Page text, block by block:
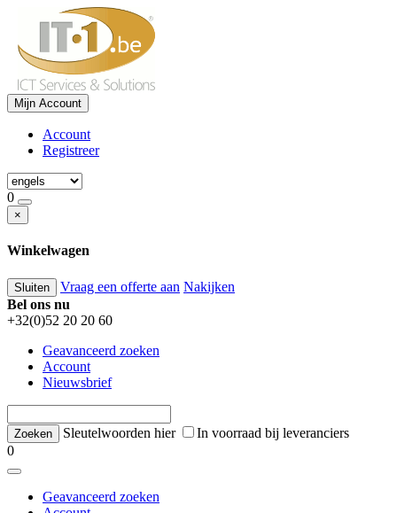
Mijn Account
Account
Registreer
0
×
Winkelwagen
Sluiten Vraag een offerte aan Nakijken
Bel ons nu
+32(0)52 20 20 60
Geavanceerd zoeken
Account
Nieuwsbrief
Sleutelwoorden hier
In voorraad bij leveranciers
0
Geavanceerd zoeken